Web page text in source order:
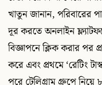
খাতুন জানান, পরিবারের
দূর করতে অনলাইন
বিজ্ঞাপনে ক্লিক করার পর
করে এবং প্রথমে ‘রেটিং